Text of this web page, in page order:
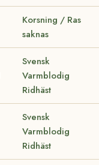
Korsning / Ras
saknas
Svensk
Varmblodig
Ridhäst
Svensk
Varmblodig
Ridhäst